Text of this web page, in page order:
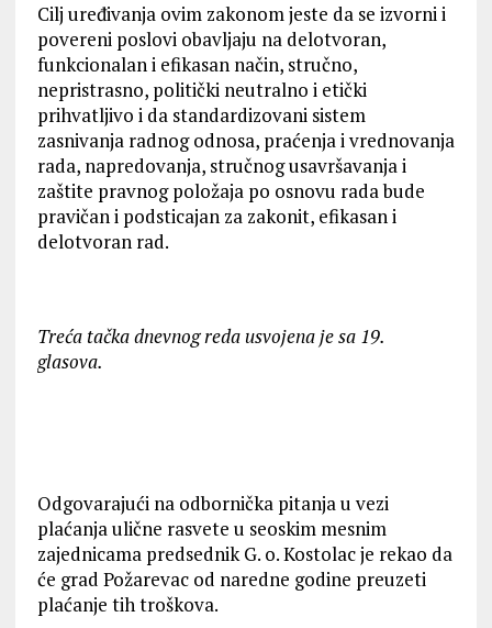
Cilj uređivanja ovim zakonom jeste da se izvorni i
povereni poslovi obavljaju na delotvoran,
funkcionalan i efikasan način, stručno,
nepristrasno, politički neutralno i etički
prihvatljivo i da standardizovani sistem
zasnivanja radnog odnosa, praćenja i vrednovanja
rada, napredovanja, stručnog usavršavanja i
zaštite pravnog položaja po osnovu rada bude
pravičan i podsticajan za zakonit, efikasan i
delotvoran rad.
Treća tačkadnevnog reda usvojena je sa 19.
glasova.
Odgovarajući na odbornička pitanja u vezi
plaćanja ulične rasvete u seoskim mesnim
zajednicama predsednik G. o. Kostolac je rekao da
će grad Požarevac od naredne godine preuzeti
plaćanje tih troškova.